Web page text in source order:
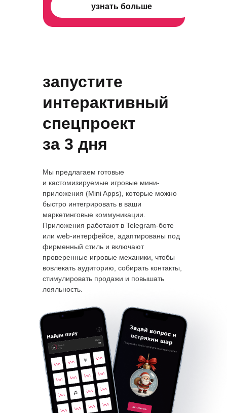
узнать больше
запустите
интерактивный
спецпроект
за 3 дня
Мы предлагаем готовые
и кастомизируемые игровые мини-
приложения (Mini Apps), которые можно
быстро интегрировать в ваши
маркетинговые коммуникации.
Приложения работают в Telegram-боте
или web-интерфейсе, адаптированы под
фирменный стиль и включают
проверенные игровые механики, чтобы
вовлекать аудиторию, собирать контакты,
стимулировать продажи и повышать
лояльность.